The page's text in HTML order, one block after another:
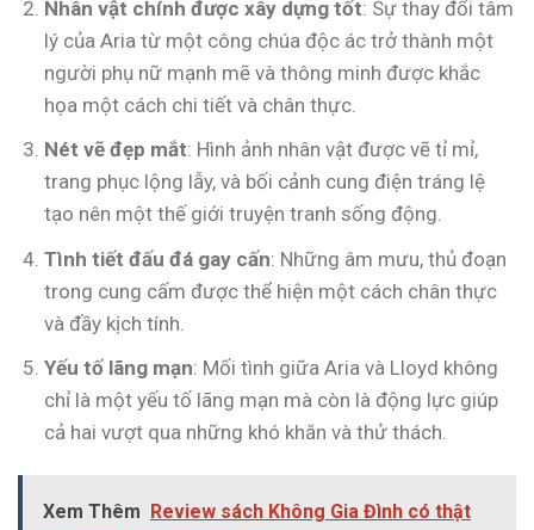
Nhân vật chính được xây dựng tốt: Sự thay đổi tâm
lý của Aria từ một công chúa độc ác trở thành một
người phụ nữ mạnh mẽ và thông minh được khắc
họa một cách chi tiết và chân thực.
Nét vẽ đẹp mắt: Hình ảnh nhân vật được vẽ tỉ mỉ,
trang phục lộng lẫy, và bối cảnh cung điện tráng lệ
tạo nên một thế giới truyện tranh sống động.
Tình tiết đấu đá gay cấn: Những âm mưu, thủ đoạn
trong cung cấm được thể hiện một cách chân thực
và đầy kịch tính.
Yếu tố lãng mạn: Mối tình giữa Aria và Lloyd không
chỉ là một yếu tố lãng mạn mà còn là động lực giúp
cả hai vượt qua những khó khăn và thử thách.
Xem Thêm Review sách Không Gia Đình có thật